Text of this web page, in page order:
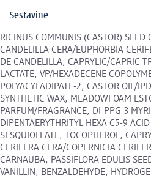
Sestavine
RICINUS COMMUNIS (CASTOR) SEED
CANDELILLA CERA/EUPHORBIA
DE CANDELILLA, CAPRYLIC/CAPRIC
LACTATE, VP/HEXADECENE
POLYACYLADIPATE-2, CASTOR OIL/
SYNTHETIC WAX, MEADOWFOAM
PARFUM/FRAGRANCE, DI-PPG-3
DIPENTAERYTHRITYL HEXA C5-9
SESQUIOLEATE, TOCOPHEROL,
CERIFERA CERA/COPERNICIA
CARNAUBA, PASSIFLORA EDULIS
VANILLIN, BENZALDEHYDE,